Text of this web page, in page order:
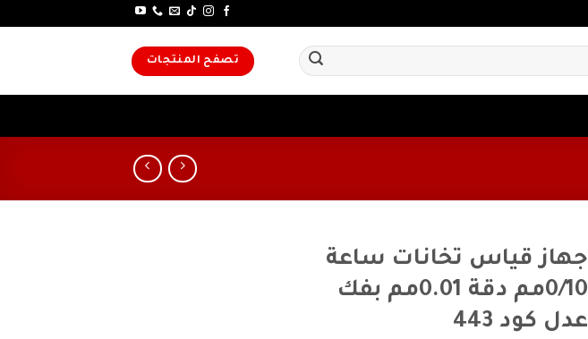
تصفح المنتجات
جهاز قياس تخانات ساعة
0/10مم دقة 0.01مم بفك
عدل كود 443